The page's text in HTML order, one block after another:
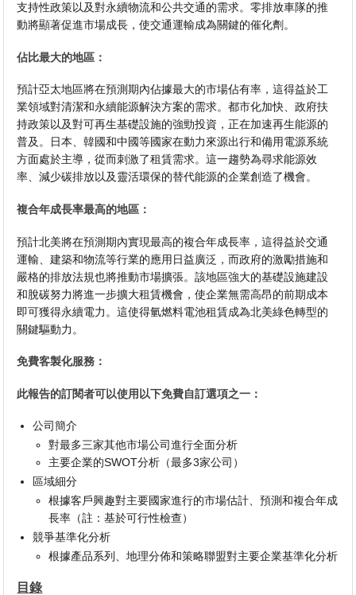
支持性政策以及對永續物流和公共交通的需求。零排放車隊的推
動將顯著促進市場成長，使交通運輸成為關鍵的催化劑。
佔比最大的地區：
預計亞太地區將在預測期內佔據最大的市場佔有率，這得益於工
業領域對清潔和永續能源解決方案的需求。都市化加快、政府扶
持政策以及對可再生基礎設施的強勁投資，正在加速再生能源的
普及。日本、韓國和中國等國家在動力來源出行和備用電源系統
方面處於主導，從而刺激了租賃需求。這一趨勢為尋求能源效
率、減少碳排放以及靈活環保的替代能源的企業創造了機會。
複合年成長率最高的地區：
預計北美將在預測期內實現最高的複合年成長率，這得益於交通
運輸、建築和物流等行業的應用日益廣泛，而政府的激勵措施和
嚴格的排放法規也將推動市場擴張。該地區強大的基礎設施建設
和脫碳努力將進一步擴大租賃機會，使企業無需高昂的前期成本
即可獲得永續電力。這使得氫燃料電池租賃成為北美綠色轉型的
關鍵驅動力。
免費客製化服務：
此報告的訂閱者可以使用以下免費自訂選項之一：
公司簡介
對最多三家其他市場公司進行全面分析
主要企業的SWOT分析（最多3家公司）
區域細分
根據客戶興趣對主要國家進行的市場估計、預測和複合年成
長率（註：基於可行性檢查）
競爭基準化分析
根據產品系列、地理分佈和策略聯盟對主要企業基準化分析
目錄